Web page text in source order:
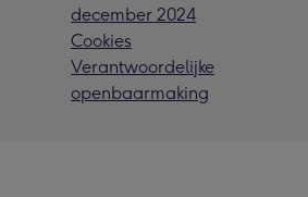
december 2024
Cookies
Verantwoordelijke
openbaarmaking